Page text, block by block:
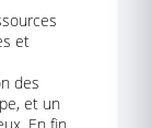
et
des
et un